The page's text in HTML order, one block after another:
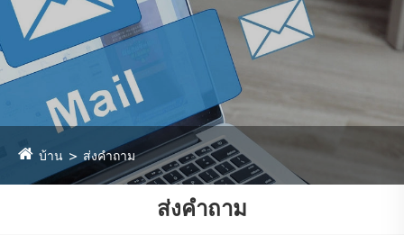
บ้าน ส่งคำถาม
ส่งคำถาม